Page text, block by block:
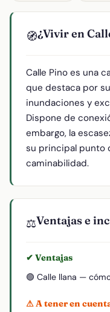
🧭¿Vivir en
Calle Pino es una
que destaca por
inundaciones y
Dispone de
embargo, la
su principal punto
caminabilidad.
⚖️Ventajas e
✔ Ventajas
🟢 Calle llana —
⚠ A tener en